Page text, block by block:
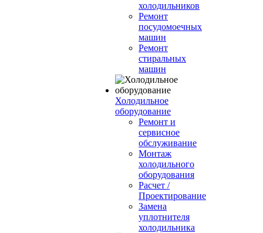
холодильников
Ремонт
посудомоечных
машин
Ремонт
стиральных
машин
Холодильное
оборудование
Ремонт и
сервисное
обслуживание
Монтаж
холодильного
оборудования
Расчет /
Проектирование
Замена
уплотнителя
холодильника